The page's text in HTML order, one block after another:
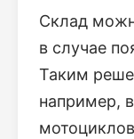
Склад
в случае
Таким
например,